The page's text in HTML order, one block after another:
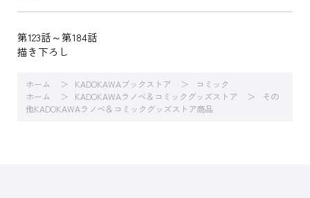
第123話～第184話
描き下ろし
ホーム KADOKAWAブックストア
コミック
ホーム
KADOKAWAラノベ＆コミックグッズストア
その
他KADOKAWAラノベ＆コミックグッズストア商品